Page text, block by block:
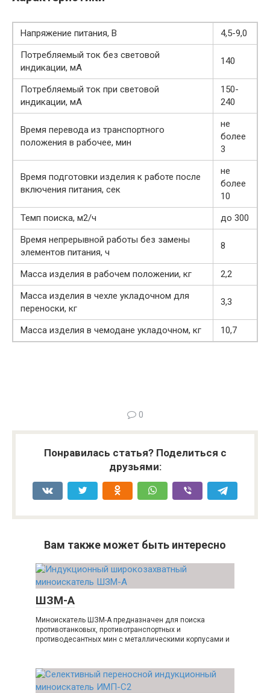
Напряжение питания, В
4,5-9,0
Потребляемый ток без световой
индикации, мА
140
Потребляемый ток при световой
индикации, мА
150-
240
Время перевода из транспортного
положения в рабочее, мин
не
более
3
Время подготовки изделия к работе после
включения питания, сек
не
более
10
Темп поиска, м2/ч
до 300
Время непрерывной работы без замены
элементов питания, ч
8
Масса изделия в рабочем положении, кг
2,2
Масса изделия в чехле укладочном для
переноски, кг
3,3
Масса изделия в чемодане укладочном, кг 10,7
0
Понравилась статья? Поделиться с
друзьями:
Вам также может быть интересно
ШЗМ-А
Миноискатель ШЗМ-А предназначен для поиска
противотанковых, противотранспортных и
противодесантных мин с металлическими корпусами и